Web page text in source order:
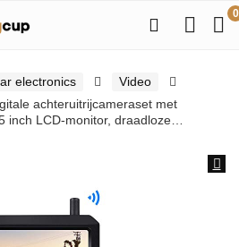
0
electronics
Video
achteruitrijcameraset met
inch LCD-monitor, draadloze…